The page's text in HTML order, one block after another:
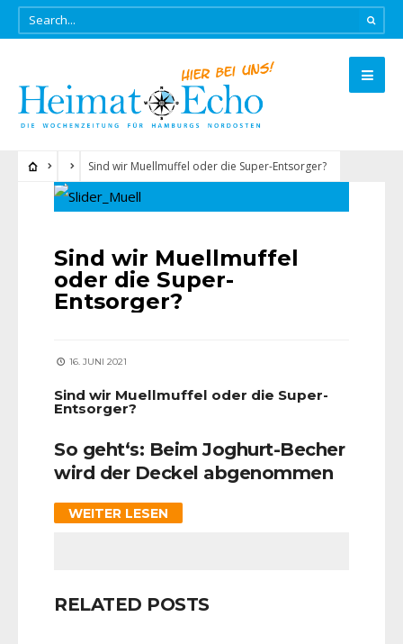
Sind wir Muellmuffel oder die Super-Entsorger?
Sind wir Muellmuffel
oder die Super-
Entsorger?
16. JUNI 2021
Sind wir Muellmuffel oder die Super-
Entsorger?
So geht‘s: Beim Joghurt-Becher
wird der Deckel abgenommen
WEITER LESEN
RELATED POSTS